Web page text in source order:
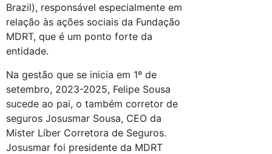
Brazil), responsável especialmente em
relação às ações sociais da Fundação
MDRT, que é um ponto forte da
entidade.
Na gestão que se inicia em 1º de
setembro, 2023-2025, Felipe Sousa
sucede ao pai, o também corretor de
seguros Josusmar Sousa, CEO da
Mister Líber Corretora de Seguros.
Josusmar foi presidente da MDRT